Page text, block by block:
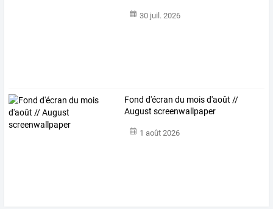
30 juil. 2026
Fond d'écran du mois d'août //
August screenwallpaper
1 août 2026